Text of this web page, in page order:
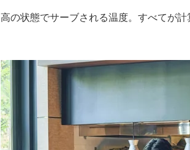
高の状態でサーブされる温度。すべてが計